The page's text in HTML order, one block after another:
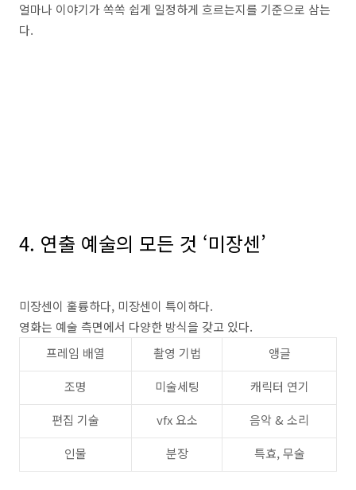
얼마나 이야기가 쏙쏙 쉽게 일정하게 흐르는지를 기준으로 삼는
다.
4. 연출 예술의 모든 것 ‘미장센’
미장센이 훌륭하다, 미장센이 특이하다.
영화는 예술 측면에서 다양한 방식을 갖고 있다.
프레임 배열
촬영 기법
앵글
조명
미술세팅
캐릭터 연기
편집 기술
vfx요소 음악& 소리
인물
분장 특효, 무술